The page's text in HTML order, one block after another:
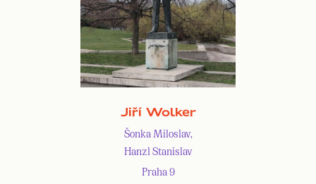
Jiří Wolker
Šonka Miloslav,
Hanzl Stanislav
Praha 9